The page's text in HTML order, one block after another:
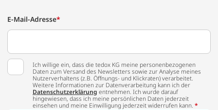
E-Mail-Adresse*
Ich willige ein, dass die tedox KG meine personenbezogenen
Daten zum Versand des Newsletters sowie zur Analyse meines
Nutzerverhaltens (z.B. Öffnungs- und Klickraten) verarbeitet.
Weitere Informationen zur Datenverarbeitung kann ich der
Datenschutzerklärung entnehmen. Ich wurde darauf
hingewiesen, dass ich meine persönlichen Daten jederzeit
einsehen und meine Einwilligung jederzeit widerrufen kann. *